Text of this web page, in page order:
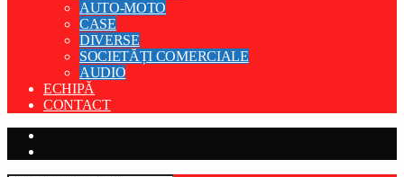
AUTO-MOTO
CASE
DIVERSE
SOCIETĂȚI COMERCIALE
AUDIO
ECHIPĂ
CONTACT